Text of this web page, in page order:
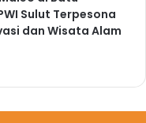
Sulut Terpesona
dan Wisata Alam